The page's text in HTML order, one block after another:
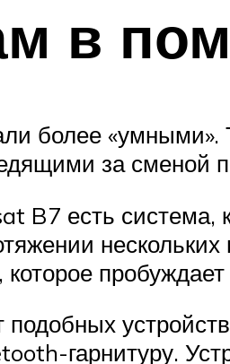
в
более
за сменой
B7 есть система,
гарнитуру.